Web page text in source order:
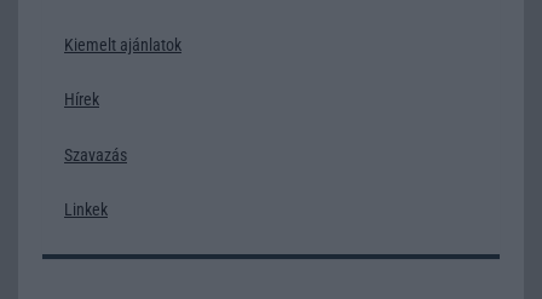
Kiemelt ajánlatok
Hírek
Szavazás
Linkek